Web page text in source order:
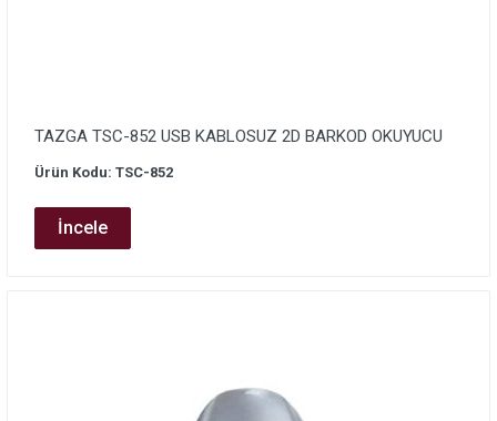
TAZGA TSC-852 USB KABLOSUZ 2D BARKOD OKUYUCU
Ürün Kodu: TSC-852
İncele